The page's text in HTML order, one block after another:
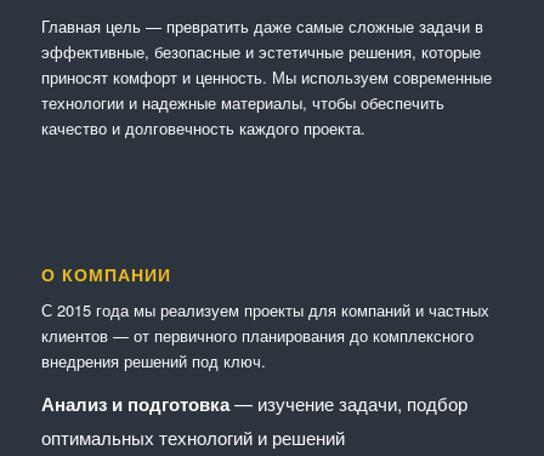
Главная цель — превратить даже самые сложные задачи в
эффективные, безопасные и эстетичные решения, которые
приносят комфорт и ценность. Мы используем современные
технологии и надежные материалы, чтобы обеспечить
качество и долговечность каждого проекта.
О КОМПАНИИ
С 2015 года мы реализуем проекты для компаний и частных
клиентов — от первичного планирования до комплексного
внедрения решений под ключ.
Анализ и подготовка— изучение задачи, подбор
оптимальных технологий и решений